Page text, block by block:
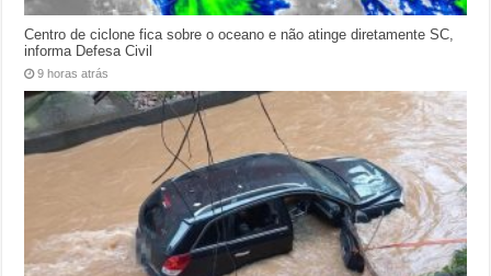
Centro de ciclone fica sobre o oceano e não atinge diretamente SC,
informa Defesa Civil
9 horas atrás